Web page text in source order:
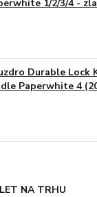
1/2/3/4 -
Durable Lock
Paperwhite 4
NA TRHU